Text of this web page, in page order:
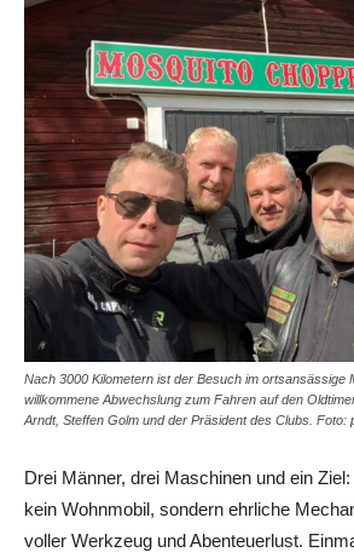
Nach 3000 Kilometern ist der Besuch im ortsansässige
willkommene Abwechslung zum Fahren auf den
Arndt, Steffen Golm und der Präsident des Clubs. Foto:
Drei Männer, drei Maschinen und ein
kein Wohnmobil, sondern ehrliche
voller Werkzeug und Abenteuerlust.